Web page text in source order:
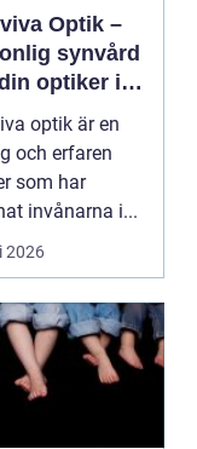
Optik –
synvård
optiker i
optik är en
och erfaren
som har
invånarna i...
2026